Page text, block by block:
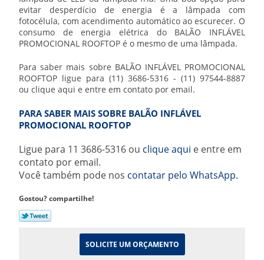
evitar desperdício de energia é a lâmpada com
fotocélula, com acendimento automático ao escurecer. O
consumo de energia elétrica do BALÃO INFLÁVEL
PROMOCIONAL ROOFTOP é o mesmo de uma lâmpada.
Para saber mais sobre BALÃO INFLÁVEL PROMOCIONAL
ROOFTOP ligue para (11) 3686-5316 - (11) 97544-8887
ou clique aqui e entre em contato por email.
PARA SABER MAIS SOBRE BALÃO INFLÁVEL
PROMOCIONAL ROOFTOP
Ligue para 11 3686-5316 ou clique aqui e entre em
contato por email.
Você também pode nos contatar pelo WhatsApp.
Gostou? compartilhe!
SOLICITE UM ORÇAMENTO